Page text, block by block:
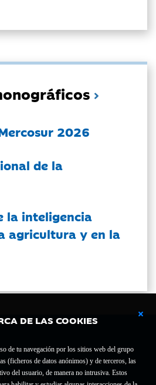
DE LAS COOKIES
de tu navegación por los sitios web del grupo
(ficheros de datos anónimos) y de terceros, las
del usuario, de manera no intrusiva. Estos
2026
de la
la inteligencia
agricultura y en la
G-50000652.